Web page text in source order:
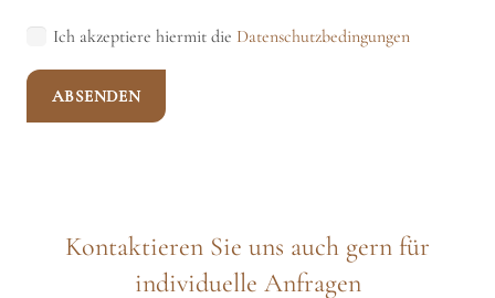
Ich akzeptiere hiermit die Datenschutzbedingungen
ABSENDEN
Kontaktieren Sie uns auch gern für
individuelle Anfragen